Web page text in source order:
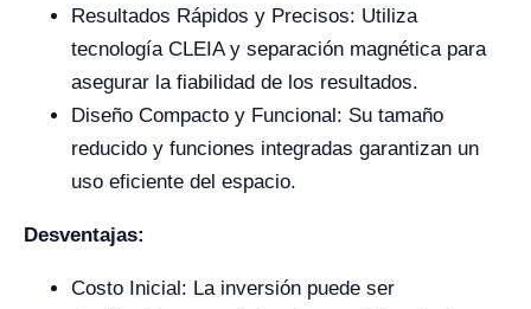
Resultados Rápidos y Precisos: Utiliza
tecnología CLEIA y separación magnética para
asegurar la fiabilidad de los resultados.
Diseño Compacto y Funcional: Su tamaño
reducido y funciones integradas garantizan un
uso eficiente del espacio.
Desventajas:
Costo Inicial: La inversión puede ser